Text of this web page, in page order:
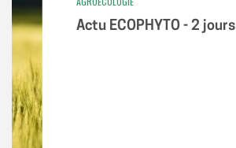
Actu ECOPHYTO - 2 jours